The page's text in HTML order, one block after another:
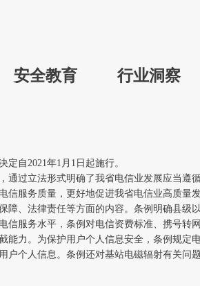
安全教育 行业洞察
自2021年1月1日起施行。
过立法形式明确了我省电信业发展应当遵
服务质量，更好地促进我省电信业高质量发
、法律责任等方面的内容。条例明确县
服务水平，条例对电信资费标准、携号转
力。为保护用户个人信息安全，条例规定
个人信息。条例还对基站电磁辐射有关问题